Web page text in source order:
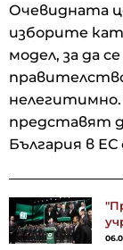
Очевидната
изборите
модел, за да
нелегитимно.
представят
България в